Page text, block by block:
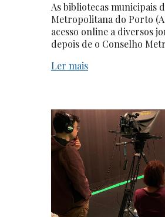
As bibliotecas municipais
Metropolitana do Porto
acesso online a diversos
depois de o Conselho
Ler mais